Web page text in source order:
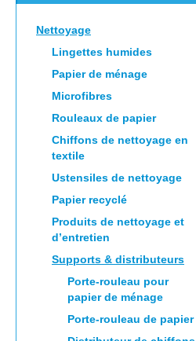
Nettoyage
Lingettes humides
Papier de ménage
Microfibres
Rouleaux de papier
Chiffons de nettoyage en
textile
Ustensiles de nettoyage
Papier recyclé
Produits de nettoyage et
d’entretien
Supports & distributeurs
Porte-rouleau pour
papier de ménage
Porte-rouleau de papier